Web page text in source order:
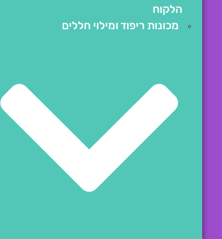
הלקוח
מכונות ריפוד ומילוי חללים